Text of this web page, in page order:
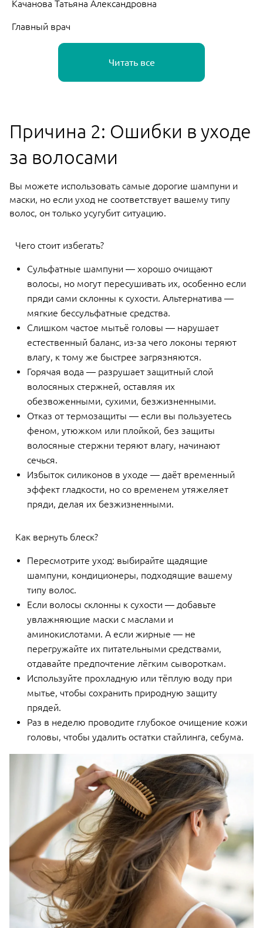
Качанова Татьяна Александровна
Главный врач
Читать все
Причина 2: Ошибки в уходе
за волосами
Вы можете использовать самые дорогие шампуни и
маски, но если уход не соответствует вашему типу
волос, он только усугубит ситуацию.
Чего стоит избегать?
Сульфатные шампуни — хорошо очищают
волосы, но могут пересушивать их, особенно если
пряди сами склонны к сухости. Альтернатива —
мягкие бессульфатные средства.
Слишком частое мытьё головы — нарушает
естественный баланс, из-за чего локоны теряют
влагу, к тому же быстрее загрязняются.
Горячая вода — разрушает защитный слой
волосяных стержней, оставляя их
обезвоженными, сухими, безжизненными.
Отказ от термозащиты — если вы пользуетесь
феном, утюжком или плойкой, без защиты
волосяные стержни теряют влагу, начинают
сечься.
Избыток силиконов в уходе — даёт временный
эффект гладкости, но со временем утяжеляет
пряди, делая их безжизненными.
Как вернуть блеск?
Пересмотрите уход: выбирайте щадящие
шампуни, кондиционеры, подходящие вашему
типу волос.
Если волосы склонны к сухости — добавьте
увлажняющие маски с маслами и
аминокислотами. А если жирные — не
перегружайте их питательными средствами,
отдавайте предпочтение лёгким сывороткам.
Используйте прохладную или тёплую воду при
мытье, чтобы сохранить природную защиту
прядей.
Раз в неделю проводите глубокое очищение кожи
головы, чтобы удалить остатки стайлинга, себума.